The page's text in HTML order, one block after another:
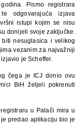
Pismo registrara
odgovarajuća izjava
istupi kojim se nisu
donijeli svoje zaključke.
nesuglasica i velikog
vezanim za najvažniji
je Scheffer.
čega je ICJ donio ovu
BiH željeli pokrenuti
u Palači mira u
predao aplikaciju bio je